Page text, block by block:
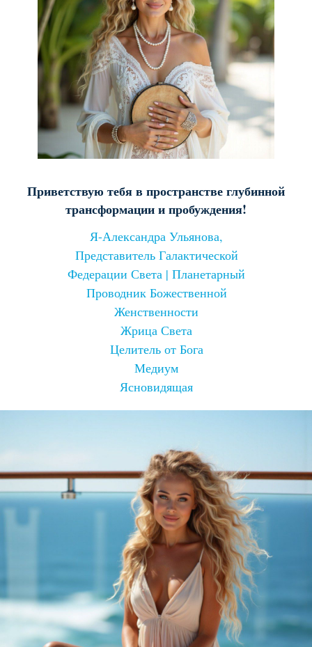
Приветствую тебя в пространстве глубинной
трансформации и пробуждения!
Я-Александра Ульянова,
Представитель Галактической
Федерации Света | Планетарный
Проводник Божественной
Женственности
Жрица Света
Целитель от Бога
Медиум
Ясновидящая